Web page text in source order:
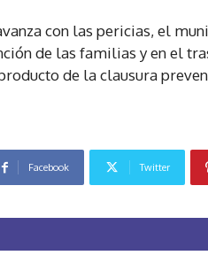
con las pericias, el
de las familias y en el
de la clausura
Facebook Twitter